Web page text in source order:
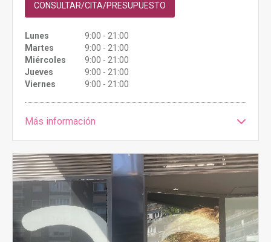
CONSULTAR/CITA/PRESUPUESTO
Lunes
9:00 - 21:00
Martes
9:00 - 21:00
Miércoles
9:00 - 21:00
Jueves
9:00 - 21:00
Viernes
9:00 - 21:00
Más información